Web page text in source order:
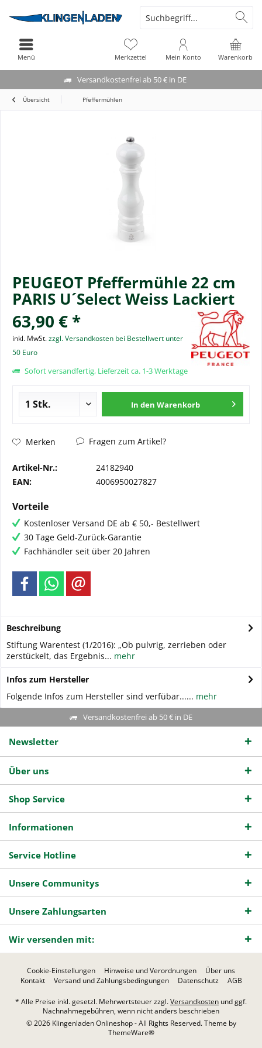
Versandkostenfrei ab 50 € in DE
Warenkorb
Merkzettel Mein Konto
Menü
Übersicht Pfeffermühlen
PEUGEOT Pfeffermühle 22 cm
PARIS U´Select Weiss Lackiert
63,90 € *
inkl. MwSt.zzgl. Versandkosten bei Bestellwert unter
50 Euro
Sofort versandfertig, Lieferzeit ca. 1-3 Werktage
In den Warenkorb
Merken Fragen zum Artikel?
Artikel-Nr.:
24182940
EAN:
4006950027827
Vorteile
Kostenloser Versand DE ab € 50,- Bestellwert
30 Tage Geld-Zurück-Garantie
Fachhändler seit über 20 Jahren
Beschreibung
Stiftung Warentest (1/2016): „Ob pulvrig, zerrieben oder
zerstückelt, das Ergebnis... mehr
Infos zum Hersteller
Folgende Infos zum Hersteller sind verfübar...... mehr
Versandkostenfrei ab 50 € in DE
Newsletter
Über uns
Shop Service
Informationen
Service Hotline
Unsere Communitys
Unsere Zahlungsarten
Wir versenden mit:
Cookie-Einstellungen Hinweise und Verordnungen
Über uns
Kontakt
Versand und Zahlungsbedingungen Datenschutz AGB
* Alle Preise inkl. gesetzl. Mehrwertsteuer zzgl.Versandkosten und ggf.
Nachnahmegebühren, wenn nicht anders beschrieben
© 2026 Klingenladen Onlineshop - All Rights Reserved. Theme by
ThemeWare®